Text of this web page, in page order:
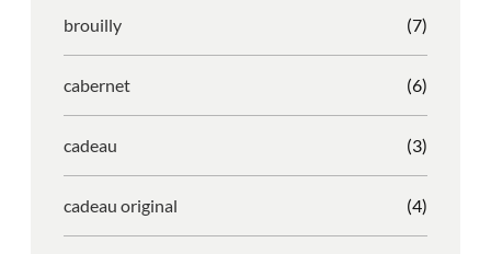
brouilly (7)
cabernet (6)
cadeau (3)
cadeau original (4)